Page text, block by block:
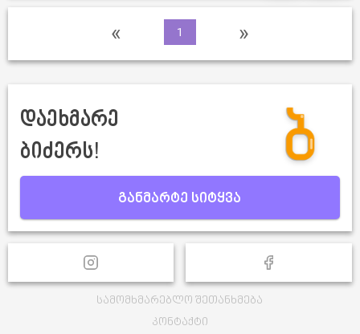
« 1 »
დაეხმარე
ბიძერს!
განმარტე სიტყვა
სამომხმარებლო შეთანხმება
კონტაქტი